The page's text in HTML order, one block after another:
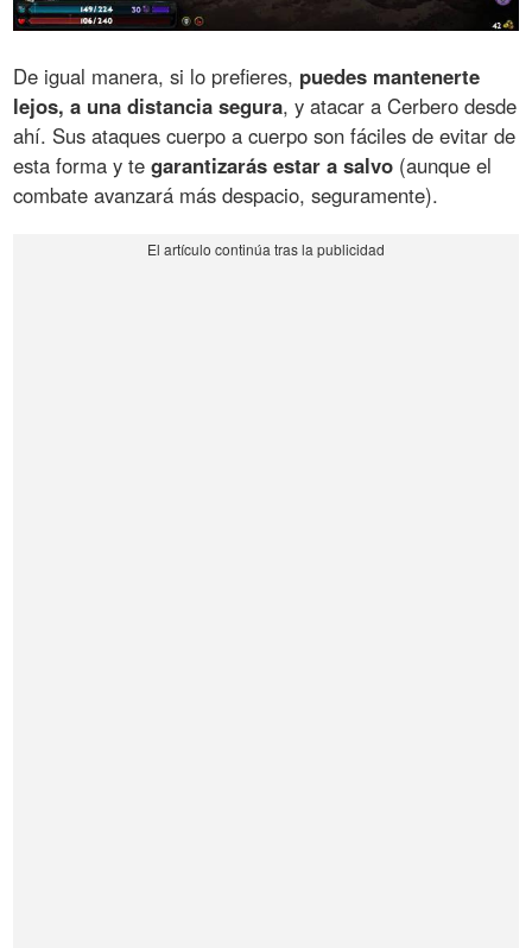
De igual manera, si lo prefieres, puedes mantenerte
lejos, a una distancia segura, y atacar a Cerbero desde
ahí. Sus ataques cuerpo a cuerpo son fáciles de evitar de
esta forma y tegarantizarás estar a salvo (aunque el
combate avanzará más despacio, seguramente).